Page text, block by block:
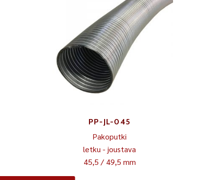
PP-JL-045
Pakoputki
letku - joustava
45,5 / 49,5 mm